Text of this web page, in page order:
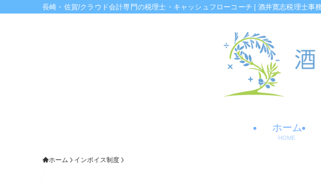
長崎・佐賀/クラウド会計専門の税理士・キャッシュフローコーチ | 酒井寛志税理士事
ホーム
HOME
ホーム インボイス制度